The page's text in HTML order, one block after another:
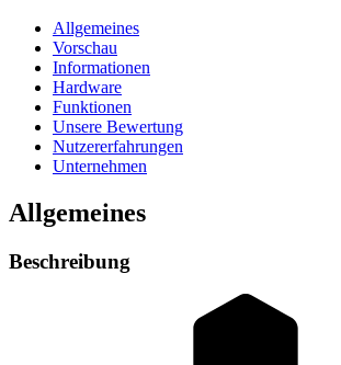
Allgemeines
Vorschau
Informationen
Hardware
Funktionen
Unsere Bewertung
Nutzererfahrungen
Unternehmen
Allgemeines
Beschreibung